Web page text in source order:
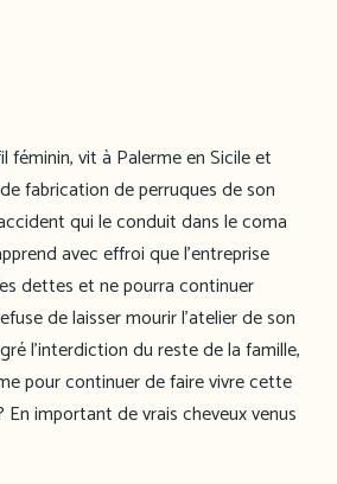
féminin, vit à Palerme en Sicile et
fabrication de perruques de son
qui le conduit dans le coma
avec effroi que l’entreprise
dettes et ne pourra continuer
de laisser mourir l’atelier de son
l’interdiction du reste de la famille,
pour continuer de faire vivre cette
important de vrais cheveux venus